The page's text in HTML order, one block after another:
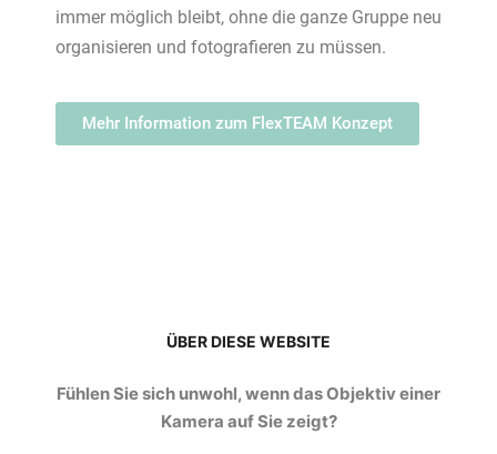
immer möglich bleibt, ohne die ganze Gruppe neu
organisieren und fotografieren zu müssen.
Mehr Information zum FlexTEAM Konzept
ÜBER DIESE WEBSITE
Fühlen Sie sich unwohl, wenn das Objektiv einer
Kamera auf Sie zeigt?